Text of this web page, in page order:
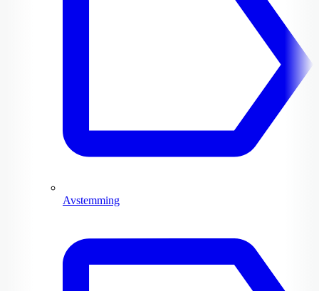
Avstemming